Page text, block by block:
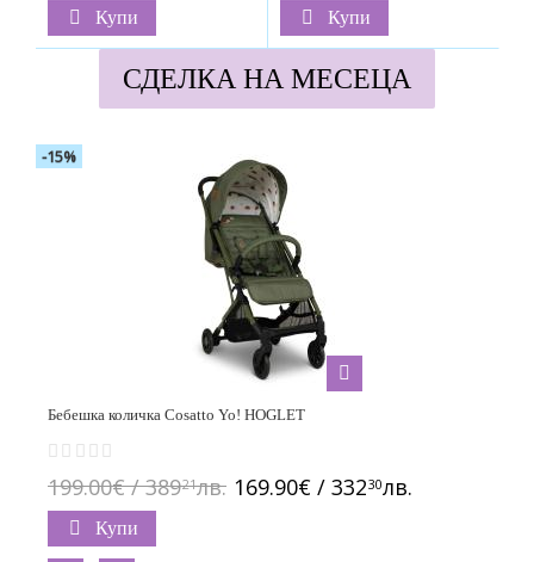
Купи Купи
СДЕЛКА НА МЕСЕЦА
Бебешка количка Cosatto Yo! HOGLET
199.00€ / 38921лв. 169.90€ / 33230лв.
Купи
-15%